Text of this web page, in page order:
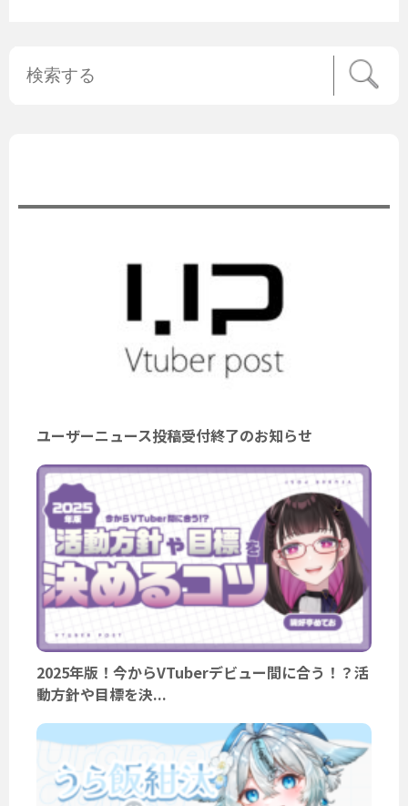
ユーザーニュース投稿受付終了のお知らせ
2025年版！今からVTuberデビュー間に合う！？活
動方針や目標を決...